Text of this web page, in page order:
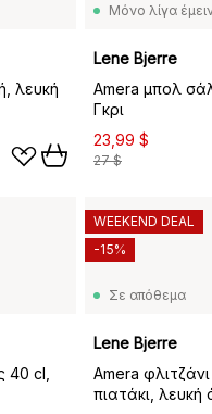
λευκή
Μόνο λίγα
Lene Bjerre
Amera μπολ
Γκρι
23,99 $
27 $
40 cl,
Σε απόθεμα
Lene Bjerre
Amera
πιατάκι, λευκή
WEEKEND DEAL
-15%